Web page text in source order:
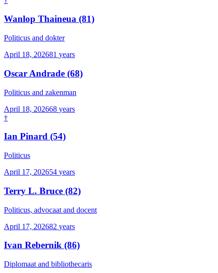
Wanlop Thaineua (81)
Politicus and dokter
April 18, 202681 years
Oscar Andrade (68)
Politicus and zakenman
April 18, 202668 years
†
Ian Pinard (54)
Politicus
April 17, 202654 years
Terry L. Bruce (82)
Politicus, advocaat and docent
April 17, 202682 years
Ivan Rebernik (86)
Diplomaat and bibliothecaris